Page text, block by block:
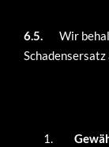
6.5. Wir